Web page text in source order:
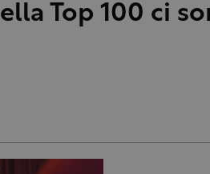
Top 100 ci